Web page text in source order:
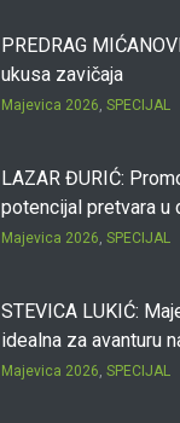
PREDRAG
ukusa zavičaja
Majevica 2026, SPECIJAL
LAZAR ĐURIĆ:
potencijal pretvara u
Majevica 2026, SPECIJAL
STEVICA LUKIĆ:
idealna za avanturu
Majevica 2026, SPECIJAL